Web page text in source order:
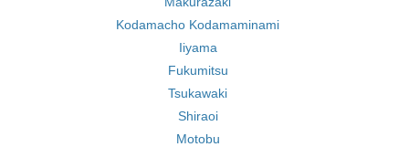
Kodamacho Kodamaminami
Iiyama
Fukumitsu
Tsukawaki
Shiraoi
Motobu